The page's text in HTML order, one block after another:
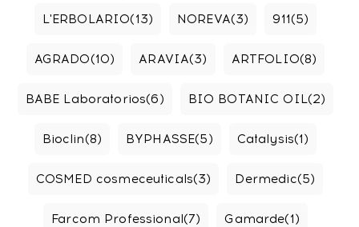
L'ERBOLARIO(13) NOREVA(3) 911(5)
AGRADO(10) ARAVIA(3) ARTFOLIO(8)
BABE Laboratorios(6) BIO BOTANIC OIL(2)
Bioclin(8) BYPHASSE(5) Catalysis(1)
COSMED cosmeceuticals(3) Dermedic(5)
Farcom Professional(7) Gamarde(1)